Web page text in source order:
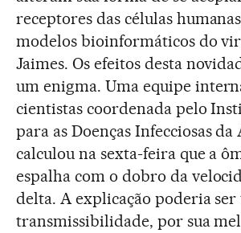
receptores das células
modelos bioinformáticos do
Jaimes. Os efeitos desta
um enigma. Uma equipe
cientistas coordenada pelo
para as Doenças Infecciosas
calculou na sexta-feira que a
espalha com o dobro da
delta. A explicação poderia
transmissibilidade, por sua